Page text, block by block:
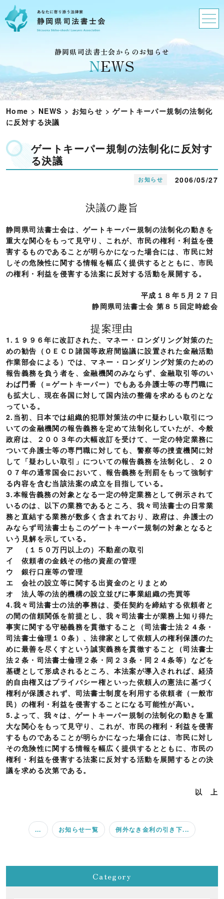
静岡県司法書士会からのお知らせ
NEWS
Home > NEWS > お知らせ >ゲートキーパー規制の法制化
に反対する決議
ゲートキーパー規制の法制化に反対す
る決議
お知らせ 2006/05/27
決議の趣旨
静岡県司法書士会は、ゲートキーパー規制の法制化の動きを
重大な関心をもって見守り、これが、市民の権利・利益を侵
害するものであることが明らかになった場合には、市民に対
しその危険性に関する情報を幅広く提供するとともに、市民
の権利・利益を侵害する法案に反対する活動を展開する。
平成１８年５月２７日
静岡県司法書士会 第８５回定時総会
提案理由
1.１９９６年に改訂された、マネー・ロンダリング対策のた
めの勧告（ＯＥＣＤ諸国等政府間協議に設置された金融活動
作業部会による）では、マネー・ロンダリング対策のための
報告義務を負う者を、金融機関のみならず、金融取引等のい
わば門番（＝ゲートキーパー）でもある弁護士等の専門職に
も拡大し、現在各国に対して国内法の整備を求めるものとな
っている。
2.当初、日本では組織的犯罪対策法の中に疑わしい取引につ
いての金融機関の報告義務を定めて法制化していたが、今般
政府は、２００３年の大幅改訂を受けて、一定の特定業務に
ついて弁護士等の専門職に対しても、警察等の捜査機関に対
して「疑わしい取引」についての報告義務を法制化し、２０
０７年の通常国会において、報告義務を刑罰をもって強制す
る内容を含む当該法案の成立を目指している。
3.本報告義務の対象となる一定の特定業務として例示されて
いるのは、以下の業務であるところ、我々司法書士の日常業
務と直結する業務が数多く含まれており、政府は、弁護士の
みならず司法書士もこのゲートキーパー規制の対象となると
いう見解を示している。
ア （１５０万円以上の）不動産の取引
イ 依頼者の金銭その他の資産の管理
ウ 銀行口座等の管理
エ 会社の設立等に関する出資金のとりまとめ
オ 法人等の法的機構の設立並びに事業組織の売買等
4.我々司法書士の法的事務は、委任契約を締結する依頼者と
の間の信頼関係を前提とし、我々司法書士が業務上知り得た
事実に関する守秘義務を貫徹すること（司法書士法２４条・
司法書士倫理１０条）、法律家として依頼人の権利保護のた
めに最善を尽くすという誠実義務を貫徹すること（司法書士
法２条・司法書士倫理２条・同２３条・同２４条等）などを
基礎として形成されるところ、本法案が導入されれば、経済
的自由権又はプライバシー権といった依頼人の憲法に基づく
権利が保護されず、司法書士制度を利用する依頼者（一般市
民）の権利・利益を侵害することになる可能性が高い。
5.よって、我々は、ゲートキーパー規制の法制化の動きを重
大な関心をもって見守り、これが、市民の権利・利益を侵害
するものであることが明らかになった場合には、市民に対し
その危険性に関する情報を幅広く提供するとともに、市民の
権利・利益を侵害する法案に反対する活動を展開するとの決
議を求める次第である。
以 上
... お知らせ一覧 例外なき金利の引き下...
Category